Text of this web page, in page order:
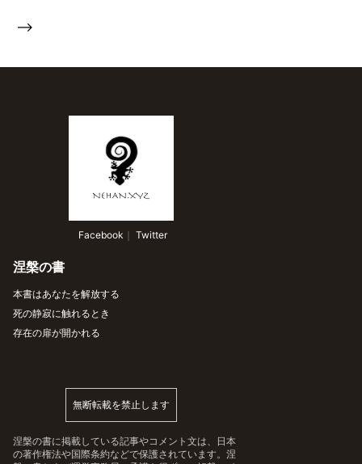
-->
Facebook ｜ Twitter
涅槃の書
本書はあなたを解放する
死の静寂に触れるとき
存在の扉が開かれる
無断転載を禁止します
涅槃の書に掲載している記事やコメント文は、日本
の著作権法や国際条約などで保護されています。涅